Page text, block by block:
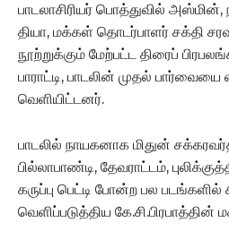
பாடலாசிரியர் பொத்துவில்
தியா, மக்கள் தொடர்பாளர் சக்தி
நூற்றுக்கும் மேற்பட்ட திரைப்
பாராட்டி, பாடலின் முதல்
வெளியிட்டனர்.
பாடலில் நாயகனாக மிதுன்
பில்லாபாண்டி, தேவராட்டம்,
கருப்பு பெட்டி போன்ற பல படங்களில்
வெளிப்படுத்திய கே.சி.பிரபாத்தின்